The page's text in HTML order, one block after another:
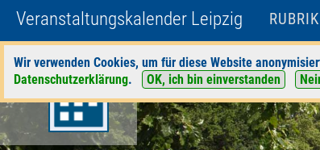
Veranstaltungskalender Leipzig
Wir verwenden Cookies, um für diese Website
Datenschutzerklärung. OK, ich bin einverstanden